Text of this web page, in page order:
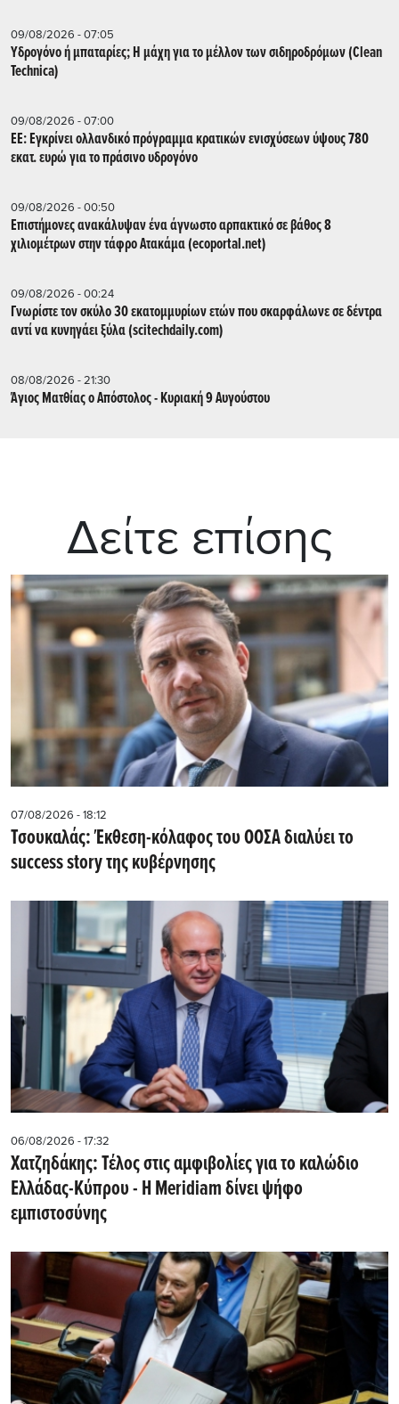
09/08/2026 - 07:05
Υδρογόνο ή μπαταρίες; Η μάχη για το μέλλον των σιδηροδρόμων (Clean
Technica)
09/08/2026 - 07:00
ΕΕ: Εγκρίνει ολλανδικό πρόγραμμα κρατικών ενισχύσεων ύψους 780
εκατ. ευρώ για το πράσινο υδρογόνο
09/08/2026 - 00:50
Επιστήμονες ανακάλυψαν ένα άγνωστο αρπακτικό σε βάθος 8
χιλιομέτρων στην τάφρο Ατακάμα (ecoportal.net)
09/08/2026 - 00:24
Γνωρίστε τον σκύλο 30 εκατομμυρίων ετών που σκαρφάλωνε σε δέντρα
αντί να κυνηγάει ξύλα (scitechdaily.com)
08/08/2026 - 21:30
Άγιος Ματθίας ο Απόστολος - Κυριακή 9 Αυγούστου
Δείτε επίσης
07/08/2026 - 18:12
Τσουκαλάς: Έκθεση-κόλαφος του ΟΟΣΑ διαλύει το
success story της κυβέρνησης
06/08/2026 - 17:32
Χατζηδάκης: Τέλος στις αμφιβολίες για το καλώδιο
Ελλάδας-Κύπρου - Η Meridiam δίνει ψήφο
εμπιστοσύνης